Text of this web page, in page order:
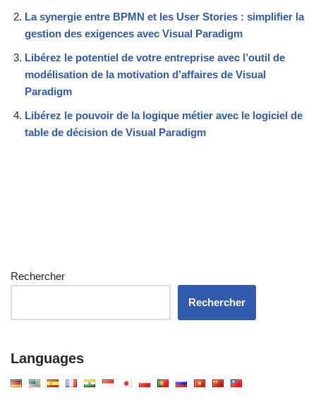
La synergie entre BPMN et les User Stories : simplifier la
gestion des exigences avec Visual Paradigm
Libérez le potentiel de votre entreprise avec l’outil de
modélisation de la motivation d’affaires de Visual
Paradigm
Libérez le pouvoir de la logique métier avec le logiciel de
table de décision de Visual Paradigm
Rechercher
Rechercher
Languages